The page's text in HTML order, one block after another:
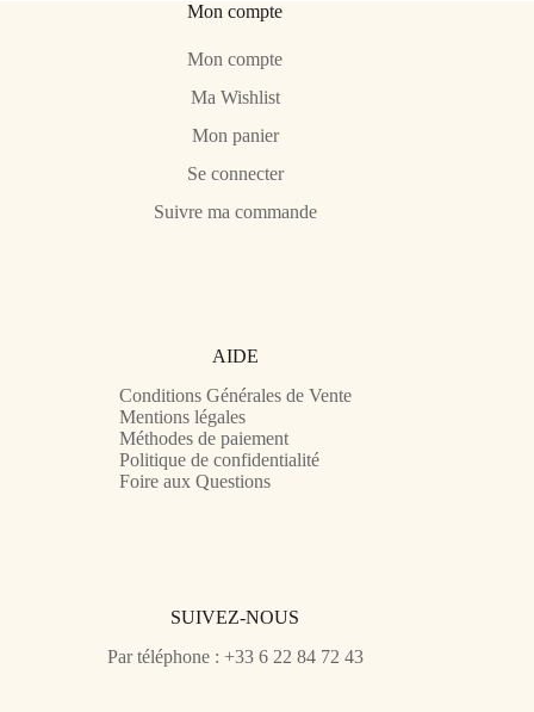
Mon compte
Mon compte
Ma Wishlist
Mon panier
Se connecter
Suivre ma commande
AIDE
Conditions Générales de Vente
Mentions légales
Méthodes de paiement
Politique de confidentialité
Foire aux Questions
SUIVEZ-NOUS
Par téléphone : +33 6 22 84 72 43